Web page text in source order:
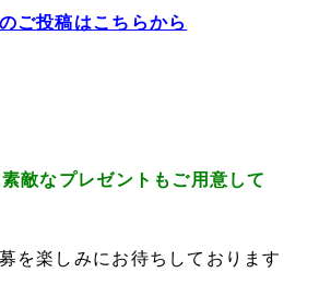
ご投稿はこちらから
敵なプレゼントもご用意して
を楽しみにお待ちしております